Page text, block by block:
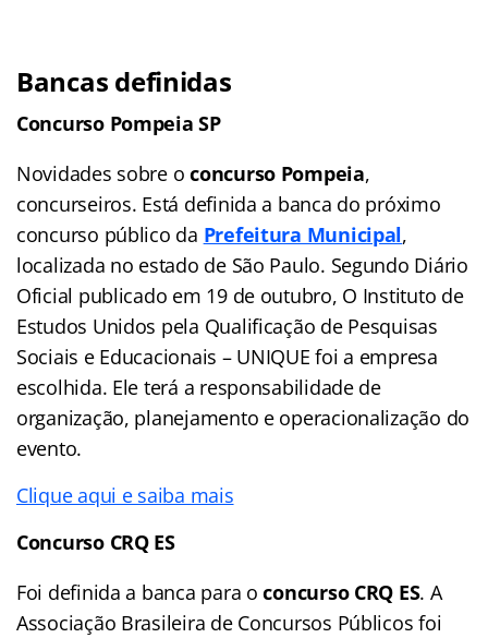
Bancas definidas
Concurso Pompeia SP
Novidades sobre oconcurso Pompeia,
concurseiros. Está definida a banca do próximo
concurso público da Prefeitura Municipal,
localizada no estado de São Paulo. Segundo Diário
Oficial publicado em 19 de outubro, O Instituto de
Estudos Unidos pela Qualificação de Pesquisas
Sociais e Educacionais – UNIQUE foi a empresa
escolhida. Ele terá a responsabilidade de
organização, planejamento e operacionalização do
evento.
Clique aqui e saiba mais
Concurso CRQ ES
Foi definida a banca para oconcurso CRQ ES. A
Associação Brasileira de Concursos Públicos foi